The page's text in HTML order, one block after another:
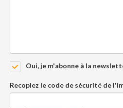
Oui, je m'abonne à la
Recopiez le code de sécurité de